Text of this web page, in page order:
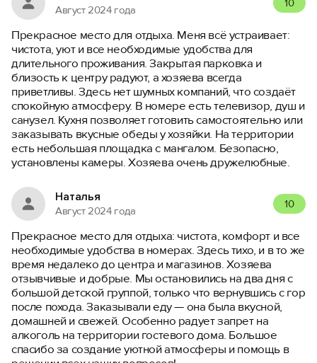
Август 2024 года
Прекрасное место для отдыха. Меня всё устраивает:
чистота, уют и все необходимые удобства для
длительного проживания. Закрытая парковка и
близость к центру радуют, а хозяева всегда
приветливы. Здесь нет шумных компаний, что создаёт
спокойную атмосферу. В номере есть телевизор, душ и
санузел. Кухня позволяет готовить самостоятельно или
заказывать вкусные обеды у хозяйки. На территории
есть небольшая площадка с мангалом. Безопасно,
установлены камеры. Хозяева очень дружелюбные.
Наталья
Август 2024 года
10
Прекрасное место для отдыха: чистота, комфорт и все
необходимые удобства в номерах. Здесь тихо, и в то же
время недалеко до центра и магазинов. Хозяева
отзывчивые и добрые. Мы остановились на два дня с
большой детской группой, только что вернувшись с гор
после похода. Заказывали еду — она была вкусной,
домашней и свежей. Особенно радует запрет на
алкоголь на территории гостевого дома. Большое
спасибо за создание уютной атмосферы и помощь в